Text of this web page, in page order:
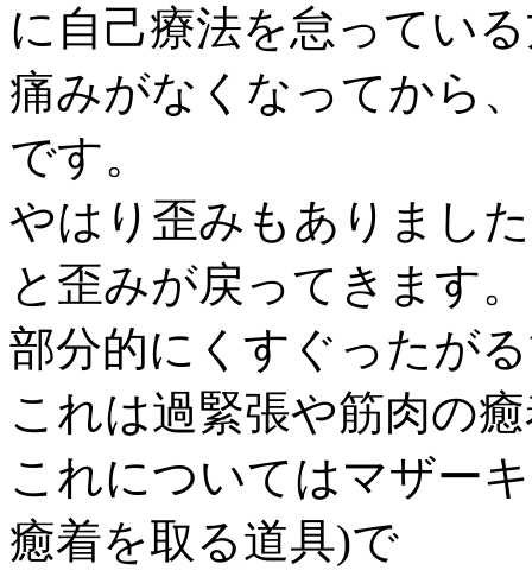
に自己療法を怠ってい
痛みがなくなってから
です。
やはり歪みもありまし
と歪みが戻ってきます。
部分的にくすぐったが
これは過緊張や筋肉の
これについてはマザー
癒着を取る道具)で